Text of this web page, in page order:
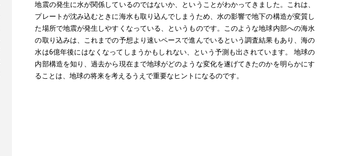
地震の発生に水が関係しているのではないか、ということがわかってきました。これは、
プレートが沈み込むときに海水も取り込んでしまうため、水の影響で地下の構造が変質し
た場所で地震が発生しやすくなっている、というものです。このような地球内部への海水
の取り込みは、これまでの予想より速いペースで進んでいるという調査結果もあり、海の
水は6億年後にはなくなってしまうかもしれない、という予測も出されています。 地球の
内部構造を知り、過去から現在まで地球がどのような変化を遂げてきたのかを明らかにす
ることは、地球の将来を考えるうえで重要なヒントになるのです。